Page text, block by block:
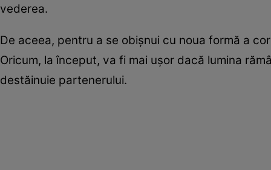
vederea.
De aceea, pentru a se obişnui cu noua formă a
Oricum, la început, va fi mai uşor dacă lumina
destăinuie partenerului.